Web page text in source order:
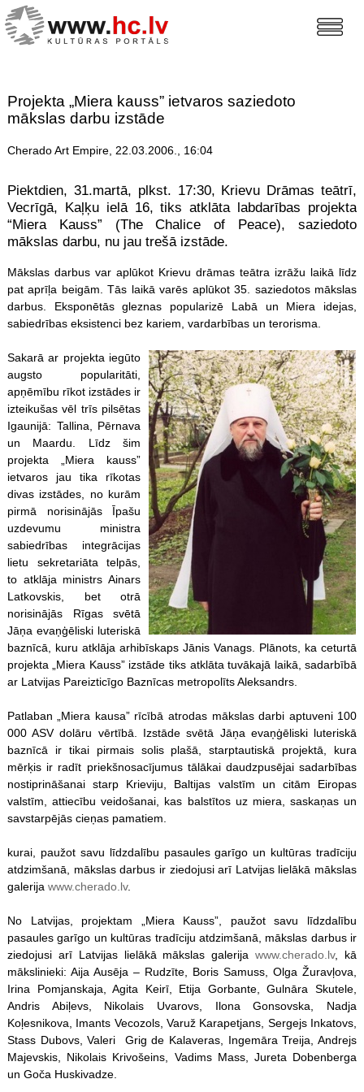
Projekta „Miera kauss” ietvaros saziedoto
mākslas darbu izstāde
Cherado Art Empire, 22.03.2006., 16:04
Piektdien, 31.martā, plkst. 17:30, Krievu Drāmas teātrī,
Vecrīgā, Kaļķu ielā 16, tiks atklāta labdarības projekta
“Miera Kauss” (The Chalice of Peace), saziedoto
mākslas darbu, nu jau trešā izstāde.
Mākslas darbus var aplūkot Krievu drāmas teātra izrāžu laikā līdz
pat aprīļa beigām. Tās laikā varēs aplūkot 35. saziedotos mākslas
darbus. Eksponētās gleznas popularizē Labā un Miera idejas,
sabiedrības eksistenci bez kariem, vardarbības un terorisma.
Sakarā ar projekta iegūto
augsto popularitāti,
apņēmību rīkot izstādes ir
izteikušas vēl trīs pilsētas
Igaunijā: Tallina, Pērnava
un Maardu. Līdz šim
projekta „Miera kauss”
ietvaros jau tika rīkotas
divas izstādes, no kurām
pirmā norisinājās Īpašu
uzdevumu ministra
sabiedrības integrācijas
lietu sekretariāta telpās,
to atklāja ministrs Ainars
Latkovskis, bet otrā
norisinājās Rīgas svētā
Jāņa evaņģēliski luteriskā
baznīcā, kuru atklāja arhibīskaps Jānis Vanags. Plānots, ka ceturtā
projekta „Miera Kauss” izstāde tiks atklāta tuvākajā laikā, sadarbībā
ar Latvijas Pareizticīgo Baznīcas metropolīts Aleksandrs.
Patlaban „Miera kausa” rīcībā atrodas mākslas darbi aptuveni 100
000 ASV dolāru vērtībā. Izstāde svētā Jāņa evaņģēliski luteriskā
baznīcā ir tikai pirmais solis plašā, starptautiskā projektā, kura
mērķis ir radīt priekšnosacījumus tālākai daudzpusējai sadarbības
nostiprināšanai starp Krieviju, Baltijas valstīm un citām Eiropas
valstīm, attiecību veidošanai, kas balstītos uz miera, saskaņas un
savstarpējās cieņas pamatiem.
kurai, paužot savu līdzdalību pasaules garīgo un kultūras tradīciju
atdzimšanā, mākslas darbus ir ziedojusi arī Latvijas lielākā mākslas
galerija www.cherado.lv.
No Latvijas, projektam „Miera Kauss”, paužot savu līdzdalību
pasaules garīgo un kultūras tradīciju atdzimšanā, mākslas darbus ir
ziedojusi arī Latvijas lielākā mākslas galerijawww.cherado.lv, kā
mākslinieki: Aija Ausēja – Rudzīte, Boris Samuss, Olga Žuravļova,
Irina Pomjanskaja, Agita Keirī, Etija Gorbante, Gulnāra Skutele,
Andris Abiļevs, Nikolais Uvarovs, Ilona Gonsovska, Nadja
Koļesnikova, Imants Vecozols, Varuž Karapetjans, Sergejs Inkatovs,
Stass Dubovs, Valeri Grig de Kalaveras, Ingemāra Treija, Andrejs
Majevskis, Nikolais Krivošeins, Vadims Mass, Jureta Dobenberga
un Goča Huskivadze.